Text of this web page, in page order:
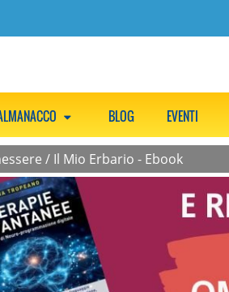
BLOG EVENTI
/ Il Mio Erbario - Ebook